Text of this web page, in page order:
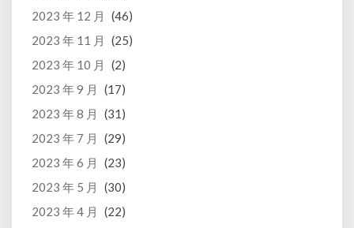
2023 年 12 月
(46)
2023 年 11 月
(25)
2023 年 10 月
(2)
2023 年 9 月
(17)
2023 年 8 月
(31)
2023 年 7 月
(29)
2023 年 6 月
(23)
2023 年 5 月
(30)
2023 年 4 月
(22)